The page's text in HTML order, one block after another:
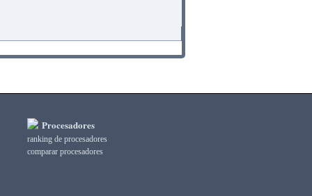
Procesadores
ranking de procesadores
comparar procesadores